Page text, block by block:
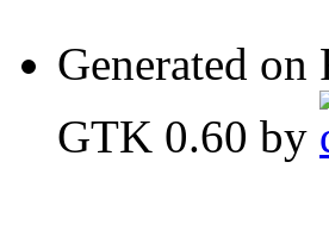
Generated
GTK 0.60 by